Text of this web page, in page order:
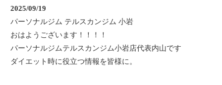
2025/09/19
パーソナルジム テルスカンジム 小岩
おはようございます！！！！
パーソナルジムテルスカンジム小岩店代表内山です
ダイエット時に役立つ情報を皆様に。